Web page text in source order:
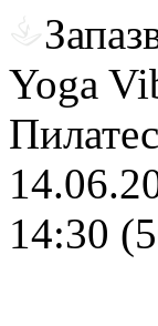
Yoga
14:30